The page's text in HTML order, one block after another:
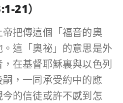
21）
把傳這個「福音的奧
這「奧祕」的意思是外
在基督耶穌裏與以色列
，一同承受約中的應
的信徒或許不感到怎